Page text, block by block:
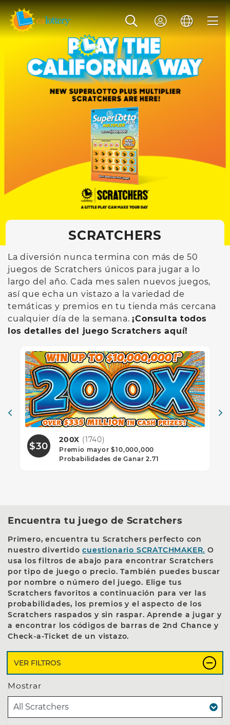
SCRATCHERS
La diversión nunca termina con más de 50
juegos de Scratchers únicos para jugar a lo
largo del año. Cada mes salen nuevos juegos,
así que echa un vistazo a la variedad de
temáticas y premios en tu tienda más cercana
cualquier día de la semana.¡Consulta todos
los detalles del juego Scratchers aquí!
$30
200X (1740)
Premio mayor $10,000,000
Probabilidades de Ganar 2.71
Encuentra tu juego de Scratchers
Primero, encuentra tu Scratchers perfecto con
nuestro divertidocuestionario SCRATCHMAKER. O
usa los filtros de abajo para encontrar Scratchers
por tipo de juego o precio. También puedes buscar
por nombre o número del juego. Elige tus
Scratchers favoritos a continuación para ver las
probabilidades, los premios y el aspecto de los
Scratchers raspados y sin raspar. Aprende a jugar y
a encontrar los códigos de barras de 2nd Chance y
Check-a-Ticket de un vistazo.
Los siguientes filtros y cuadro de búsqueda
VER FILTROS
Mostrar